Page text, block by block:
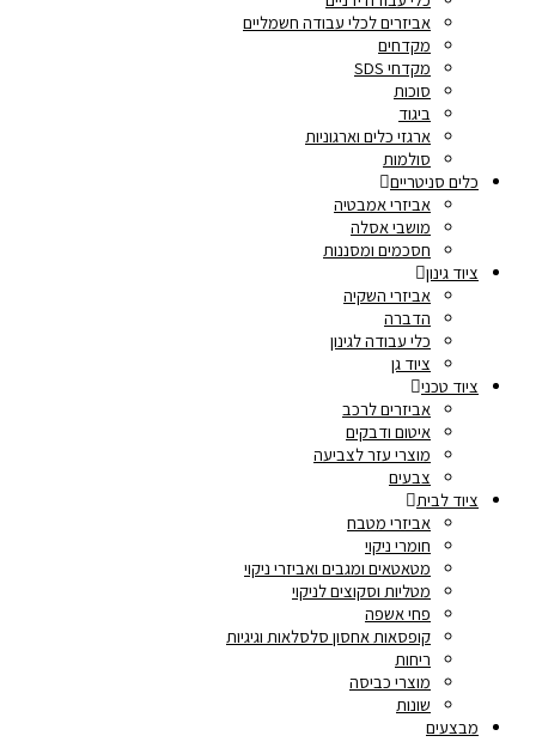
אביזרים לכלי עבודה חשמליים
מקדחים
מקדחי SDS
סוכות
ביגוד
ארגזי כלים וארגוניות
סולמות
כלים סניטריים
אביזרי אמבטיה
מושבי אסלה
חסכמים ומסננות
ציוד גינון
אביזרי השקיה
הדברה
כלי עבודה לגינון
ציוד גן
ציוד טכני
אביזרים לרכב
איטום ודבקים
מוצרי עזר לצביעה
צבעים
ציוד לבית
אביזרי מטבח
חומרי ניקוי
מטאטאים ומגבים ואביזרי ניקוי
מטליות וסקוצים לניקוי
פחי אשפה
קופסאות אחסון סלסלאות וגיגיות
ריחות
מוצרי כביסה
שונות
מבצעים